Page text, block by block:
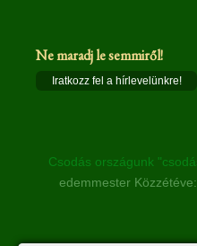
Ne maradj le semmiről!
Iratkozz fel a hírlevelünkre!
Csodás országunk
edemmester Közzétéve: